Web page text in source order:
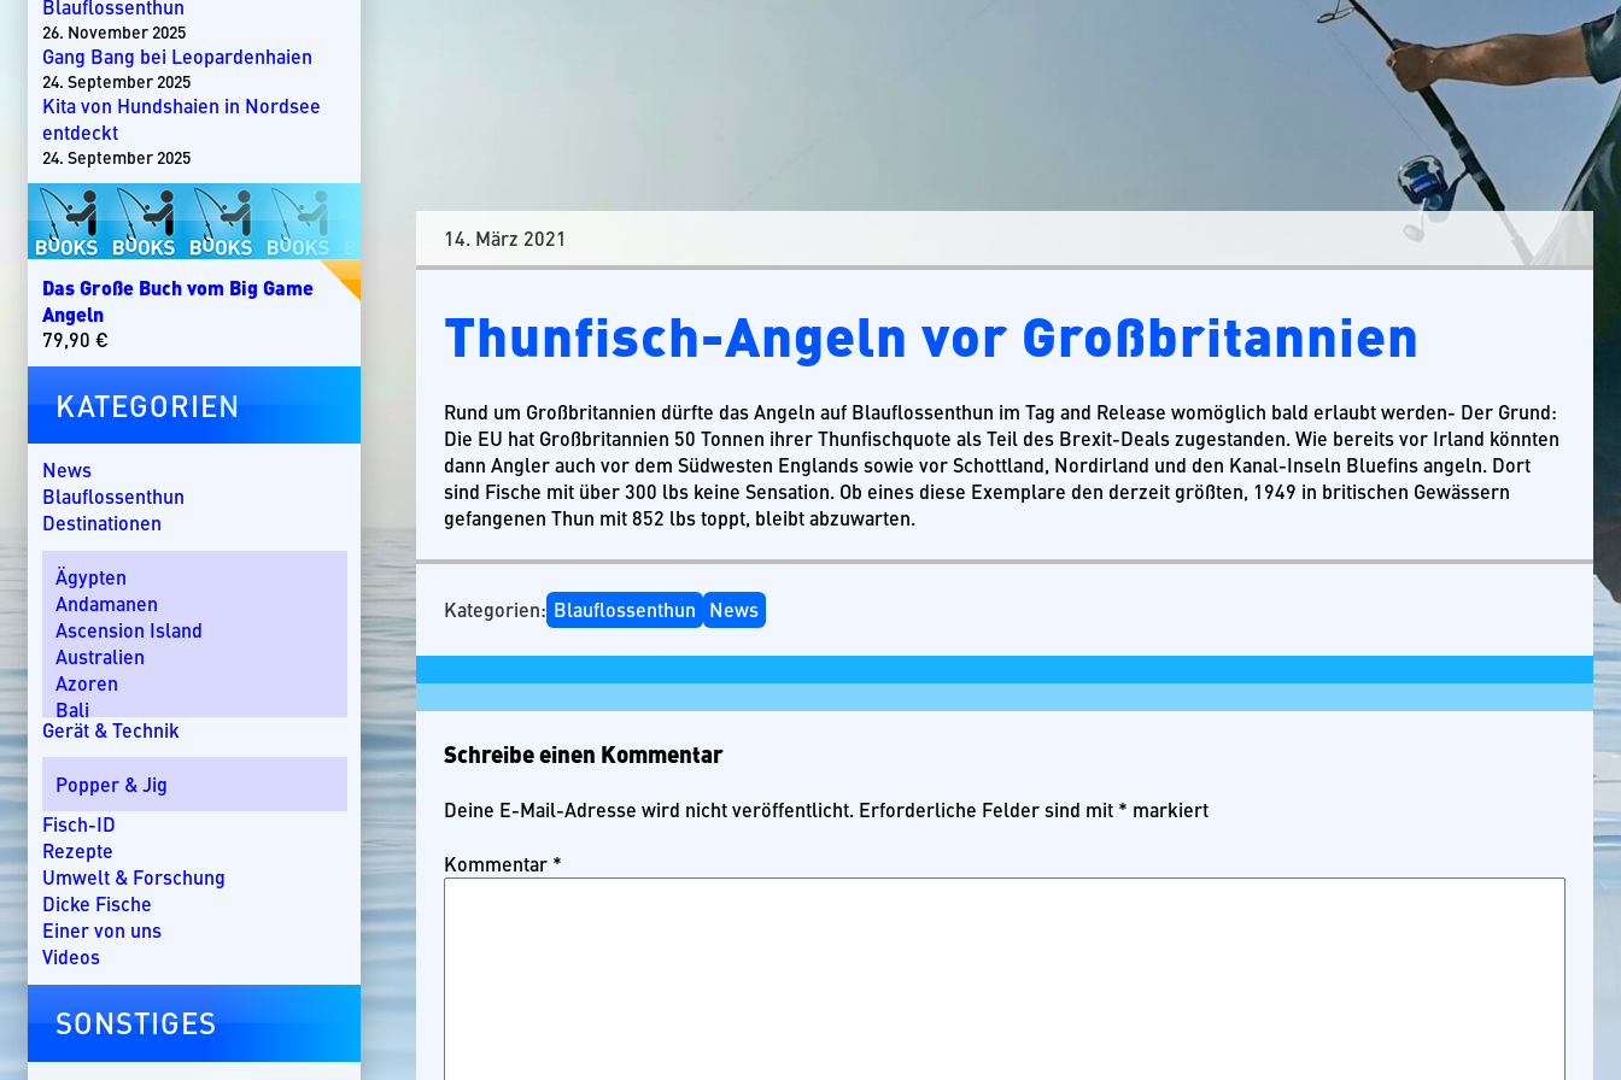
14. März 2021
Thunfisch-Angeln vor Großbritannien
Rund um Großbritannien dürfte das Angeln auf Blauflossenthun im Tag and Release womöglich bald erlaubt werden- Der Grund:
Die EU hat Großbritannien 50 Tonnen ihrer Thunfischquote als Teil des Brexit-Deals zugestanden. Wie bereits vor Irland könnten
dann Angler auch vor dem Südwesten Englands sowie vor Schottland, Nordirland und den Kanal-Inseln Bluefins angeln. Dort
sind Fische mit über 300 lbs keine Sensation. Ob eines diese Exemplare den derzeit größten, 1949 in britischen Gewässern
gefangenen Thun mit 852 lbs toppt, bleibt abzuwarten.
Kategorien: Blauflossenthun News
Schreibe einen Kommentar
Deine E-Mail-Adresse wird nicht veröffentlicht. Erforderliche Felder sind mit * markiert
Kommentar *
Blauflossenthun
26. November 2025
Gang Bang bei Leopardenhaien
24. September 2025
Kita von Hundshaien in Nordsee
entdeckt
24. September 2025
Das Große Buch vom Big Game
Angeln
79,90 €
KATEGORIEN
News
Blauflossenthun
Destinationen
Ägypten
Andamanen
Ascension Island
Australien
Azoren
Bali
Bom Bom Island
Costa Rica
Dänemark
Dominikanische Republik
Ebro-Delta
England
Florida
Griechenland
Guatemala
Kap Verde
Gerät & Technik
Popper & Jig
Fisch-ID
Rezepte
Umwelt & Forschung
Dicke Fische
Einer von uns
Videos
SONSTIGES